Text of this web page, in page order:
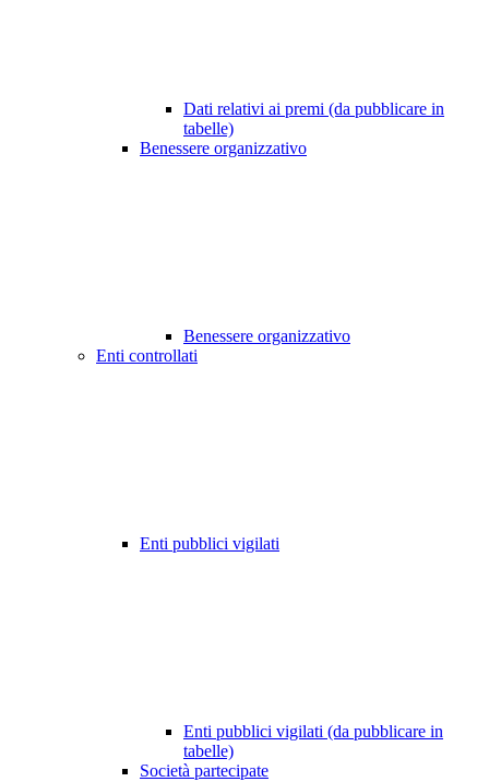
Dati relativi ai premi (da pubblicare in
tabelle)
Benessere organizzativo
Benessere organizzativo
Enti controllati
Enti pubblici vigilati
Enti pubblici vigilati (da pubblicare in
tabelle)
Società partecipate